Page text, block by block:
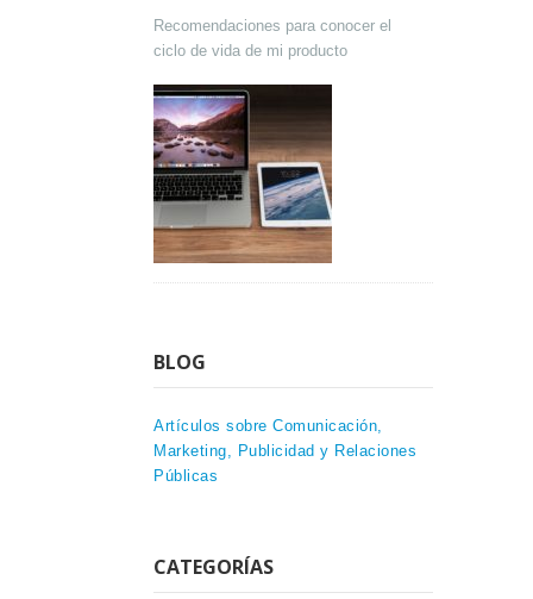
Recomendaciones para conocer el
ciclo de vida de mi producto
BLOG
Artículos sobre Comunicación,
Marketing, Publicidad y Relaciones
Públicas
CATEGORÍAS